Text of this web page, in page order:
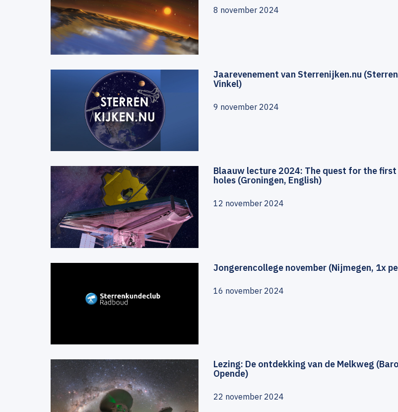
8 november 2024
Jaarevenement van Sterrenijken.nu
Vinkel)
9 november 2024
Blaauw lecture 2024: The quest for the
holes (Groningen, English)
12 november 2024
Jongerencollege november (Nijmegen, 1x
16 november 2024
Lezing: De ontdekking van de Melkweg
Opende)
22 november 2024